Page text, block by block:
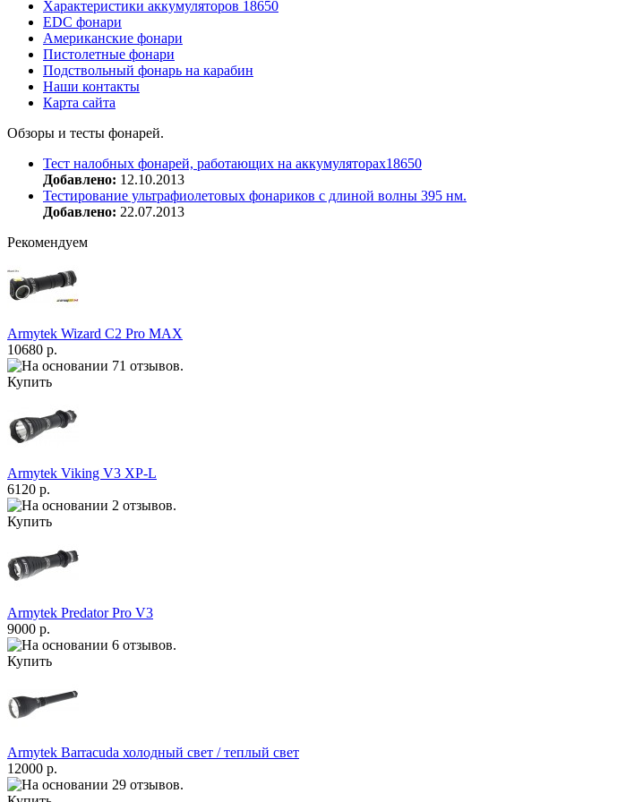
Характеристики аккумуляторов 18650
EDC фонари
Американские фонари
Пистолетные фонари
Подствольный фонарь на карабин
Наши контакты
Карта сайта
Обзоры и тесты фонарей.
Тест налобных фонарей, работающих на аккумуляторах18650
Добавлено: 12.10.2013
Тестирование ультрафиолетовых фонариков с длиной волны 395 нм.
Добавлено: 22.07.2013
Рекомендуем
Armytek Wizard С2 Pro MAX
10680 р.
Купить
Armytek Viking V3 XP-L
6120 р.
Купить
Armytek Predator Pro V3
9000 р.
Купить
Armytek Barracuda холодный свет / теплый свет
12000 р.